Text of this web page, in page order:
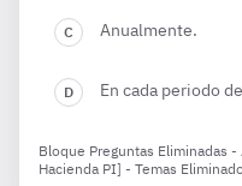
Anualmente.
En cada periodo
Bloque Preguntas Eliminadas
Hacienda PI] - Temas